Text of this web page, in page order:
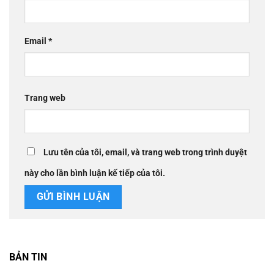
Email *
Trang web
Lưu tên của tôi, email, và trang web trong trình duyệt
này cho lần bình luận kế tiếp của tôi.
BẢN TIN